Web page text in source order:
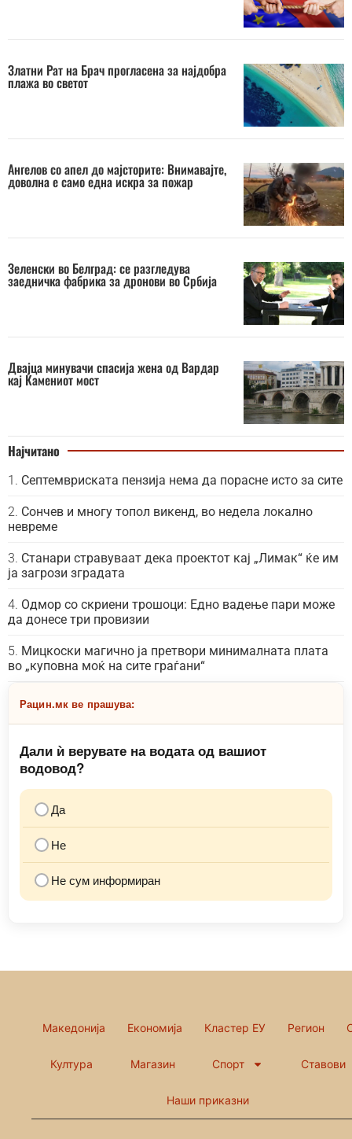
Златни Рат на Брач прогласена за најдобра
плажа во светот
Ангелов со апел до мајсторите: Внимавајте,
доволна е само една искра за пожар
Зеленски во Белград: се разгледува
заедничка фабрика за дронови во Србија
Двајца минувачи спасија жена од Вардар
кај Камениот мост
Најчитано
Септемвриската пензија нема да порасне исто за сите
Сончев и многу топол викенд, во недела локално
невреме
Станари стравуваат дека проектот кај „Лимак“ ќе им
ја загрози зградата
Одмор со скриени трошоци: Едно вадење пари може
да донесе три провизии
Мицкоски магично ја претвори минималната плата
во „куповна моќ на сите граѓани“
Рацин.мк ве прашува:
Дали ѝ верувате на водата од вашиот
водовод?
Да
Не
Не сум информиран
Македонија Економија Кластер ЕУ Регион
Култура Магазин Спорт Ставови
Наши приказни